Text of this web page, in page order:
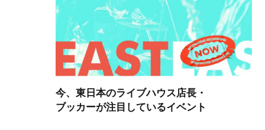
今、東日本のライブハウス店長・
ブッカーが注目しているイベント